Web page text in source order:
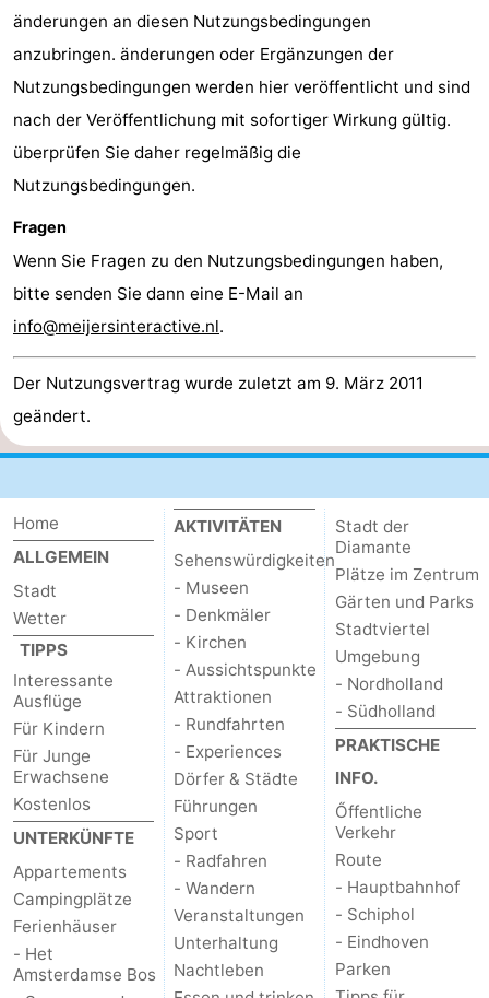
änderungen an diesen Nutzungsbedingungen
anzubringen. änderungen oder Ergänzungen der
Nutzungsbedingungen werden hier veröffentlicht und sind
nach der Veröffentlichung mit sofortiger Wirkung gültig.
überprüfen Sie daher regelmäßig die
Nutzungsbedingungen.
Fragen
Wenn Sie Fragen zu den Nutzungsbedingungen haben,
bitte senden Sie dann eine E-Mail an
info@meijersinteractive.nl.
Der Nutzungsvertrag wurde zuletzt am 9. März 2011
geändert.
Home
ALLGEMEIN
Stadt
Wetter
TIPPS
Interessante
Ausflüge
Für Kindern
Für Junge
Erwachsene
Kostenlos
UNTERKÜNFTE
Appartements
Campingplätze
Ferienhäuser
- Het
Amsterdamse Bos
AKTIVITÄTEN
Sehenswürdigkeiten
- Museen
- Denkmäler
- Kirchen
- Aussichtspunkte
Attraktionen
- Rundfahrten
- Experiences
Dörfer & Städte
Führungen
Sport
- Radfahren
- Wandern
Veranstaltungen
Unterhaltung
Nachtleben
Stadt der
Diamante
Plätze im Zentrum
Gärten und Parks
Stadtviertel
Umgebung
- Nordholland
- Südholland
PRAKTISCHE
INFO.
Őffentliche
Verkehr
Route
- Hauptbahnhof
- Schiphol
- Eindhoven
Parken